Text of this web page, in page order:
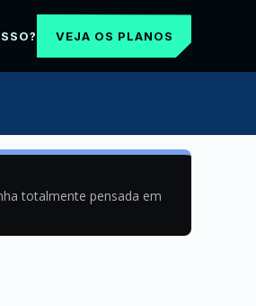
VEJA OS PLANOS
totalmente pensada em